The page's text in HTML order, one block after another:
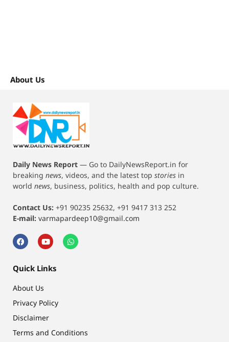
About Us
Daily News Report — Go to DailyNewsReport.in for
breaking news, videos, and the latest top stories in
world news, business, politics, health and pop culture.
Contact Us: +91 90235 25632, +91 9417 313 252
E-mail: varmapardeep10@gmail.com
Quick Links
About Us
Privacy Policy
Disclaimer
Terms and Conditions